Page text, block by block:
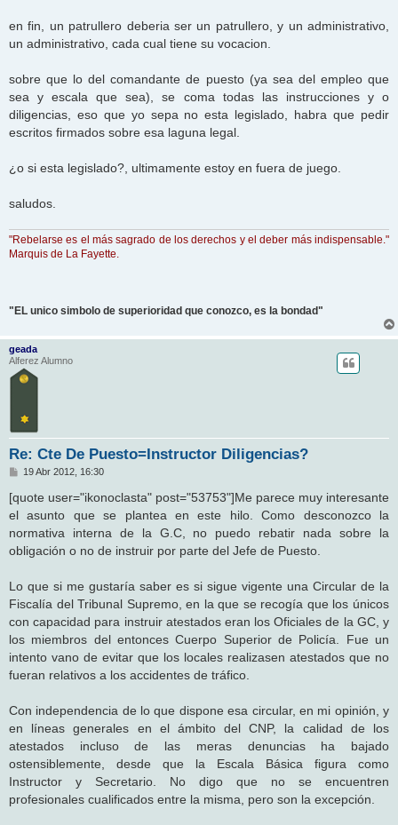
en fin, un patrullero deberia ser un patrullero, y un administrativo,
un administrativo, cada cual tiene su vocacion.
sobre que lo del comandante de puesto (ya sea del empleo que
sea y escala que sea), se coma todas las instrucciones y o
diligencias, eso que yo sepa no esta legislado, habra que pedir
escritos firmados sobre esa laguna legal.
¿o si esta legislado?, ultimamente estoy en fuera de juego.
saludos.
"Rebelarse es el más sagrado de los derechos y el deber más indispensable."
Marquis de La Fayette.
"EL unico simbolo de superioridad que conozco, es la bondad"
geada
Alferez Alumno
Re: Cte De Puesto=Instructor Diligencias?
M
n
j
e
19 Abr 2012, 16:30
[quote user="ikonoclasta" post="53753"]Me parece muy interesante
el asunto que se plantea en este hilo. Como desconozco la
normativa interna de la G.C, no puedo rebatir nada sobre la
obligación o no de instruir por parte del Jefe de Puesto.
Lo que si me gustaría saber es si sigue vigente una Circular de la
Fiscalía del Tribunal Supremo, en la que se recogía que los únicos
con capacidad para instruir atestados eran los Oficiales de la GC, y
los miembros del entonces Cuerpo Superior de Policía. Fue un
intento vano de evitar que los locales realizasen atestados que no
fueran relativos a los accidentes de tráfico.
Con independencia de lo que dispone esa circular, en mi opinión, y
en líneas generales en el ámbito del CNP, la calidad de los
atestados incluso de las meras denuncias ha bajado
ostensiblemente, desde que la Escala Básica figura como
Instructor y Secretario. No digo que no se encuentren
profesionales cualificados entre la misma, pero son la excepción.